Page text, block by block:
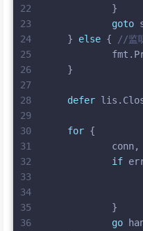
22
23
24
25
26
27
28
29
30
31
32
33
34
35
36
            }
goto
    }
else {
//监
    }
defer
for {
if
            }
go